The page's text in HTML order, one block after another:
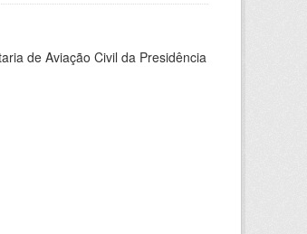
de Aviação Civil da Presidência